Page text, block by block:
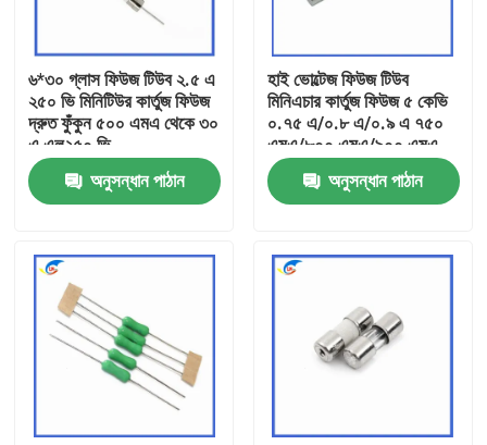
কারখানা পরিদর্শন
গুণমান নিয়ন্ত্রণ
খবর
পিটিসি থার্মিস্টর
৬*৩০ গ্লাস ফিউজ টিউব ২.৫ এ
২৫০ ভি মিনিটিউর কার্তুজ ফিউজ
দ্রুত ফুঁকুন ৫০০ এমএ থেকে ৩০
এ এল২৫০ ভি
অনুসন্ধান পাঠান
হাই ভোল্টেজ ফিউজ টিউব
মিনিএচার কার্তুজ ফিউজ ৫ কেভি
০.৭৫ এ/০.৮ এ/০.৯ এ ৭৫০
এমএ/৮০০ এমএ/৯০০ এমএ
৬.৫ এমএম*৪০ এমএম
অনুসন্ধান পাঠান